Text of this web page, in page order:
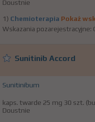
Doustnie
1) Chemioterapia Pokaż
Wskazania pozarejestracyjne:
Sunitinib Accord
Sunitinibum
kaps. twarde 25 mg 30 szt.
Doustnie